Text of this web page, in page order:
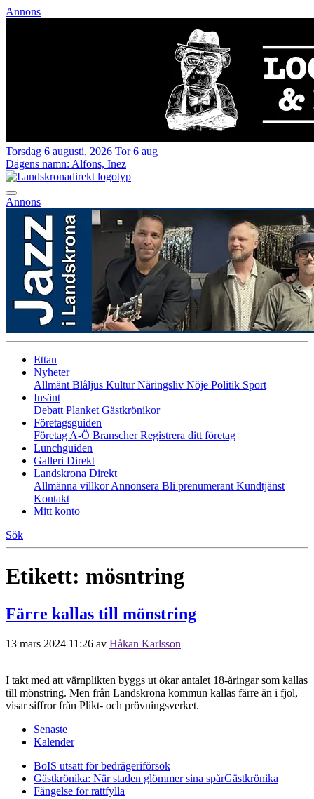
Annons
Torsdag 6 augusti, 2026 Tor 6 aug
Dagens namn: Alfons, Inez
Annons
Ettan
Nyheter
Allmänt Blåljus KulturNäringsliv Nöje Politik Sport
Insänt
Debatt Planket Gästkrönikor
Företagsguiden
Företag A-Ö BranscherRegistrera ditt företag
Lunchguiden
Galleri Direkt
Landskrona Direkt
Allmänna villkorAnnonsera Bli prenumerant Kundtjänst
Kontakt
Mitt konto
Sök
Etikett: mösntring
Färre kallas till mönstring
13 mars 2024 11:26 av Håkan Karlsson
I takt med att värnplikten byggs ut ökar antalet 18-åringar som kallas
till mönstring. Men från Landskrona kommun kallas färre än i fjol,
visar siffror från Plikt- och prövningsverket.
Senaste
Kalender
BoIS utsatt för bedrägeriförsök
Gästkrönika: När staden glömmer sina spårGästkrönika
Fängelse för rattfylla